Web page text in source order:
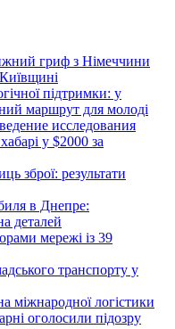
гриф з Німеччини
підтримки: у
маршрут для молоді
исследования
у $2000 за
зброї: результати
в Днепре:
деталей
мережі із 39
транспорту у
міжнародної логістики
оголосили підозру